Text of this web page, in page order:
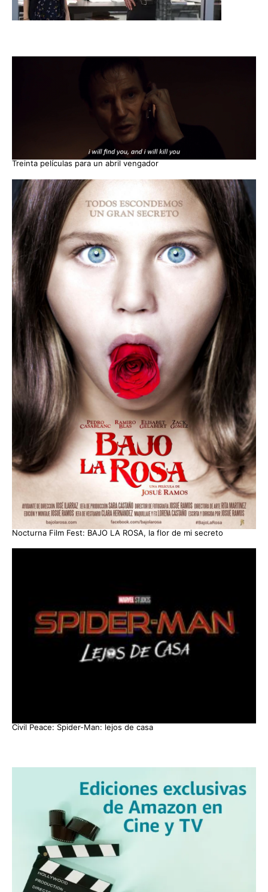
Treinta películas para un abril vengador
Nocturna Film Fest: BAJO LA ROSA, la flor de mi secreto
Civil Peace: Spider-Man: lejos de casa